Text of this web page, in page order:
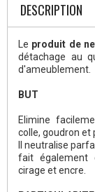
DESCRIPTION
Le produit de
détachage au
d'ameublement.
BUT
Elimine
colle, goudron et
Il neutralise
fait également
cirage et encre.